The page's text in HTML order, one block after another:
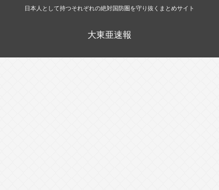
日本人として持つそれぞれの絶対国防圏を守り抜くまとめサイト
大東亜速報